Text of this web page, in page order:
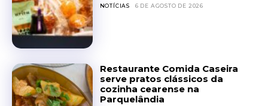
NOTÍCIAS 6 DE AGOSTO DE 2026
Restaurante Comida Caseira
serve pratos clássicos da
cozinha cearense na
Parquelândia